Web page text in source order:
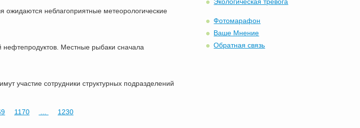
неблагоприятные метеорологические
нефтепродуктов. Местные рыбаки сначала
участие сотрудники структурных подразделений
1170 ... 1230
Экологическая тревога
Фотомарафон
Ваше Мнение
Обратная связь